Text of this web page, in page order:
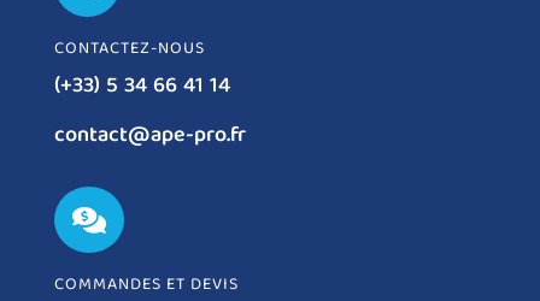
CONTACTEZ-NOUS
(+33) 5 34 66 41 14
contact@ape-pro.fr

COMMANDES ET DEVIS